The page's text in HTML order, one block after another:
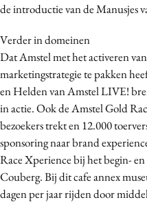
de introductie van de Manusjes
Verder in domeinen
Dat Amstel met het activeren
marketingstrategie te pakken
en Helden van Amstel LIVE!
in actie. Ook de Amstel Gold
bezoekers trekt en 12.000
sponsoring naar brand
Race Xperience bij het begin-
Couberg. Bij dit cafe annex
dagen per jaar rijden door